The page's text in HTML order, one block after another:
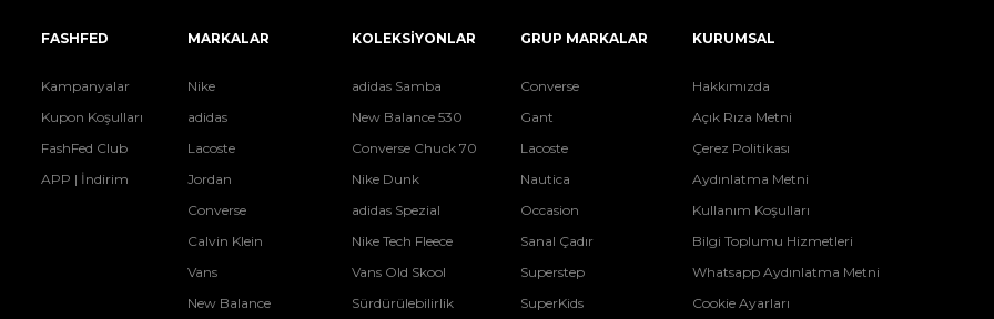
FASHFED
Kampanyalar
Kupon Koşulları
FashFed Club
APP | İndirim
MARKALAR
Nike
adidas
Lacoste
Jordan
Converse
Calvin Klein
Vans
New Balance
KOLEKSİYONLAR
adidas Samba
New Balance 530
Converse Chuck 70
Nike Dunk
adidas Spezial
Nike Tech Fleece
Vans Old Skool
Sürdürülebilirlik
GRUP MARKALAR
Converse
Gant
Lacoste
Nautica
Occasion
Sanal Çadır
Superstep
SuperKids
KURUMSAL
Hakkımızda
Açık Rıza Metni
Çerez Politikası
Aydınlatma Metni
Kullanım Koşulları
Bilgi Toplumu Hizmetleri
Whatsapp Aydınlatma Metni
Cookie Ayarları